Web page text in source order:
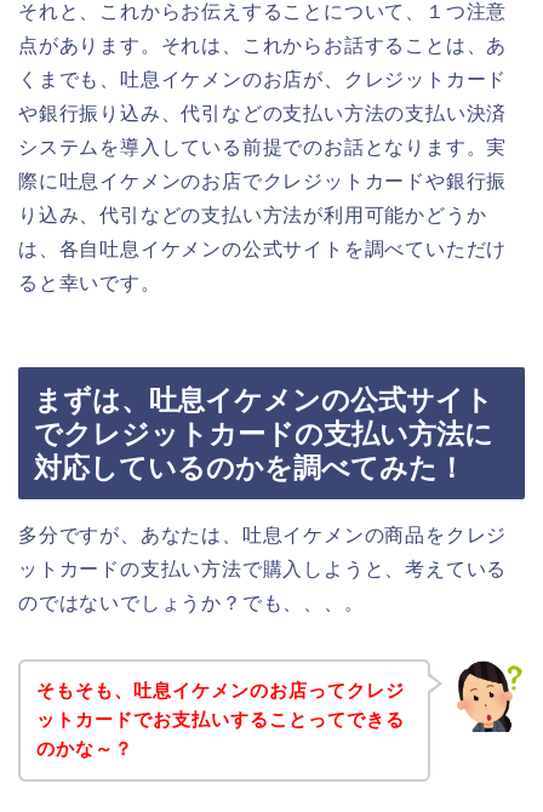
それと、これからお伝えすることについて、１つ注意
点があります。それは、これからお話することは、あ
くまでも、吐息イケメンのお店が、クレジットカード
や銀行振り込み、代引などの支払い方法の支払い決済
システムを導入している前提でのお話となります。実
際に吐息イケメンのお店でクレジットカードや銀行振
り込み、代引などの支払い方法が利用可能かどうか
は、各自吐息イケメンの公式サイトを調べていただけ
ると幸いです。
まずは、吐息イケメンの公式サイト
でクレジットカードの支払い方法に
対応しているのかを調べてみた！
多分ですが、あなたは、吐息イケメンの商品をクレジ
ットカードの支払い方法で購入しようと、考えている
のではないでしょうか？でも、、、。
そもそも、吐息イケメンのお店ってクレジ
ットカードでお支払いすることってできる
のかな～？